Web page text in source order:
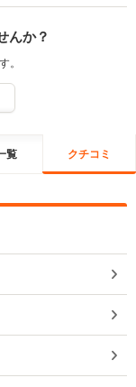
んか？
。
覧 クチコミ